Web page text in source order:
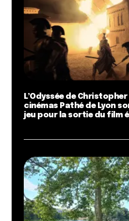
L’Odyssée de
cinémas Pathé de Lyon
jeu pour la sortie du film